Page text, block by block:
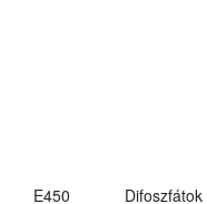
E450 Difoszfátok